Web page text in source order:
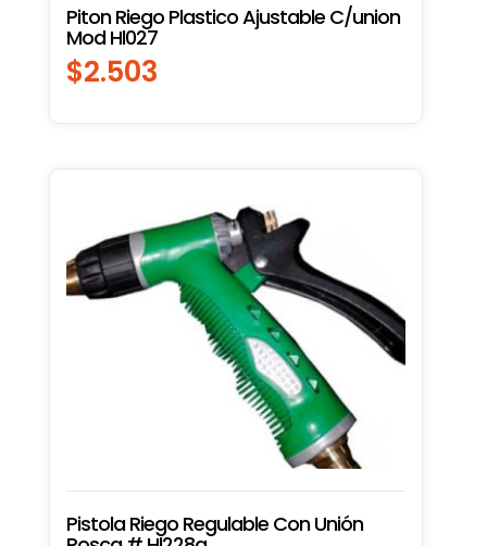
Piton Riego Plastico Ajustable C/union
Mod Hl027
$2.503
Pistola Riego Regulable Con Unión